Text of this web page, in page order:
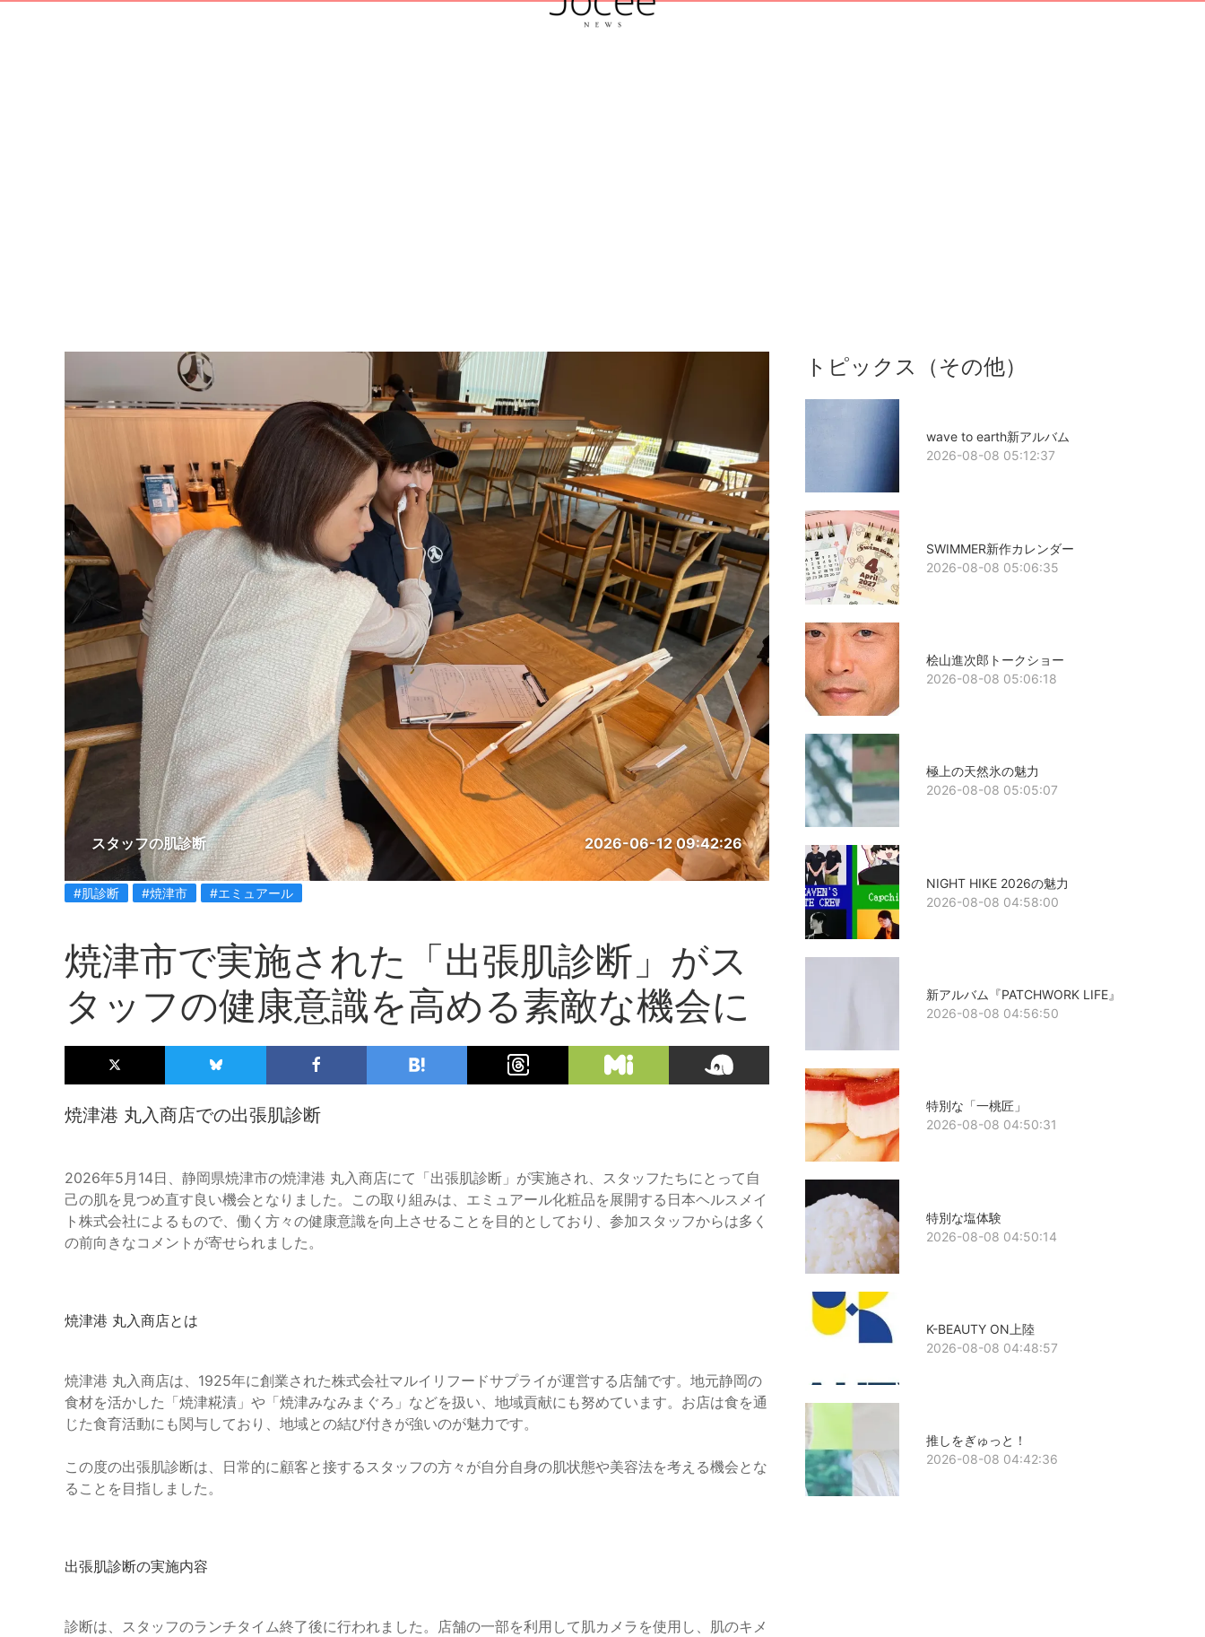
スタッフの肌診断 2026-06-12 09:42:26
#肌診断 #焼津市 #エミュアール
焼津市で実施された「出張肌診断」がス
タッフの健康意識を高める素敵な機会に
焼津港 丸入商店での出張肌診断
2026年5月14日、静岡県焼津市の焼津港 丸入商店にて「出張肌診断」が実施され、スタッフたちにとって自
己の肌を見つめ直す良い機会となりました。この取り組みは、エミュアール化粧品を展開する日本ヘルスメイ
ト株式会社によるもので、働く方々の健康意識を向上させることを目的としており、参加スタッフからは多く
の前向きなコメントが寄せられました。
焼津港 丸入商店とは
焼津港 丸入商店は、1925年に創業された株式会社マルイリフードサプライが運営する店舗です。地元静岡の
食材を活かした「焼津糀漬」や「焼津みなみまぐろ」などを扱い、地域貢献にも努めています。お店は食を通
じた食育活動にも関与しており、地域との結び付きが強いのが魅力です。
この度の出張肌診断は、日常的に顧客と接するスタッフの方々が自分自身の肌状態や美容法を考える機会とな
ることを目指しました。
出張肌診断の実施内容
診断は、スタッフのランチタイム終了後に行われました。店舗の一部を利用して肌カメラを使用し、肌のキメ
トピックス（その他）
wave to earth新アルバム
2026-08-08 05:12:37
SWIMMER新作カレンダー
2026-08-08 05:06:35
桧山進次郎トークショー
2026-08-08 05:06:18
極上の天然氷の魅力
2026-08-08 05:05:07
NIGHT HIKE 2026の魅力
2026-08-08 04:58:00
新アルバム『PATCHWORK LIFE』
2026-08-08 04:56:50
特別な「一桃匠」
2026-08-08 04:50:31
特別な塩体験
2026-08-08 04:50:14
K-BEAUTY ON上陸
2026-08-08 04:48:57
推しをぎゅっと！
2026-08-08 04:42:36